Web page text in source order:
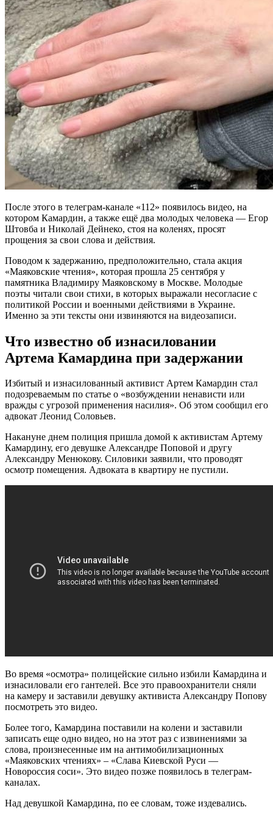
После этого в телеграм-канале «112» появилось видео, на
котором Камардин, а также ещё два молодых человека — Егор
Штовба и Николай Дейнеко, стоя на коленях, просят
прощения за свои слова и действия.
Поводом к задержанию, предположительно, стала акция
«Маяковские чтения», которая прошла 25 сентября у
памятника Владимиру Маяковскому в Москве. Молодые
поэты читали свои стихи, в которых выражали несогласие с
политикой России и военными действиями в Украине.
Именно за эти тексты они извиняются на видеозаписи.
Что известно об изнасиловании
Артема Камардина при задержании
Избитый и изнасилованный активист Артем Камардин стал
подозреваемым по статье о «возбуждении ненависти или
вражды с угрозой применения насилия». Об этом сообщил его
адвокат Леонид Соловьев.
Накануне днем полиция пришла домой к активистам Артему
Камардину, его девушке Александре Поповой и другу
Александру Менюкову. Силовики заявили, что проводят
осмотр помещения. Адвоката в квартиру не пустили.
Во время «осмотра» полицейские сильно избили Камардина и
изнасиловали его гантелей. Все это правоохранители сняли
на камеру и заставили девушку активиста Александру Попову
посмотреть это видео.
Более того, Камардина поставили на колени и заставили
записать еще одно видео, но на этот раз с извинениями за
слова, произнесенные им на антимобилизационных
«Маяковских чтениях» – «Слава Киевской Руси —
Новороссия соси». Это видео позже появилось в телеграм-
каналах.
Над девушкой Камардина, по ее словам, тоже издевались.